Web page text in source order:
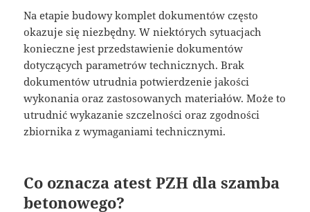
Na etapie budowy komplet dokumentów często
okazuje się niezbędny. W niektórych sytuacjach
konieczne jest przedstawienie dokumentów
dotyczących parametrów technicznych. Brak
dokumentów utrudnia potwierdzenie jakości
wykonania oraz zastosowanych materiałów. Może to
utrudnić wykazanie szczelności oraz zgodności
zbiornika z wymaganiami technicznymi.
Co oznacza atest PZH dla szamba
betonowego?